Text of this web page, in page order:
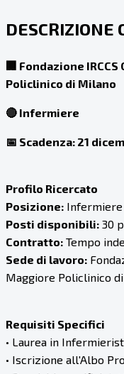
DESCRIZIONE
🏢 Fondazione
Policlinico di Milano
🔴 Infermiere
📅 Scadenza: 21
Profilo Ricercato
Posizione: Infermiere
Posti disponibili: 30
Contratto: Tempo
Sede di lavoro:
Maggiore Policlinico
Requisiti Specifici
• Laurea in
• Iscrizione all'Albo